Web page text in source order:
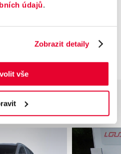
údajů.
Zobrazit detaily
vše
1731 nebo § 1732
zákoníku. Z této
nárok na uzavření